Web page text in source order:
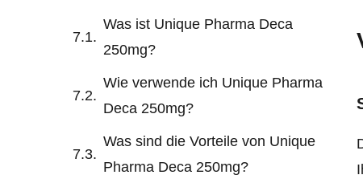
Was ist Unique Pharma Deca
250mg?
Wie verwende ich Unique Pharma
Deca 250mg?
Was sind die Vorteile von Unique
Pharma Deca 250mg?